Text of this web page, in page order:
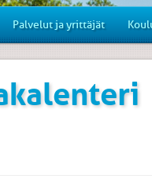
Palvelut ja yrittäjät